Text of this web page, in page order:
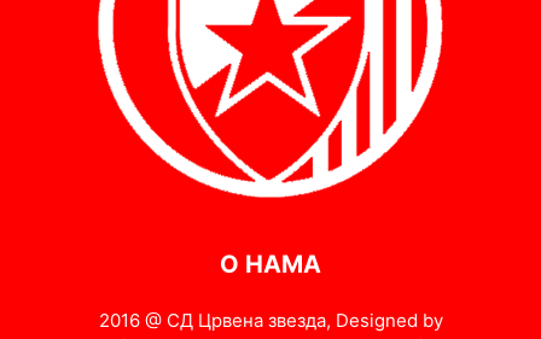
О НАМА
2016 @ СД Црвена звезда, Designed by